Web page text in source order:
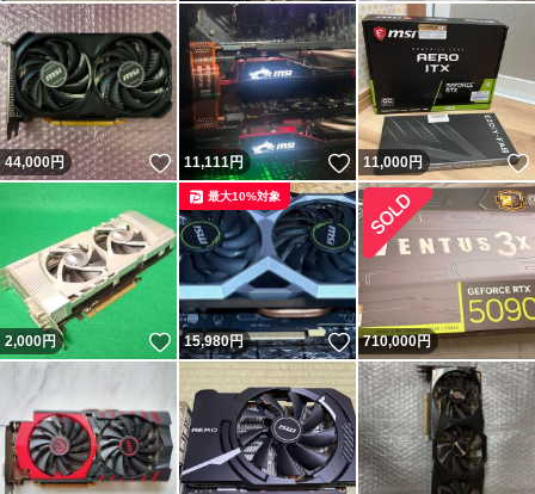
44,000円 いいね！
11,111円 いいね！
11,000円
2,000円 いいね！
15,980円 いいね！
最大10%対象
710,000円